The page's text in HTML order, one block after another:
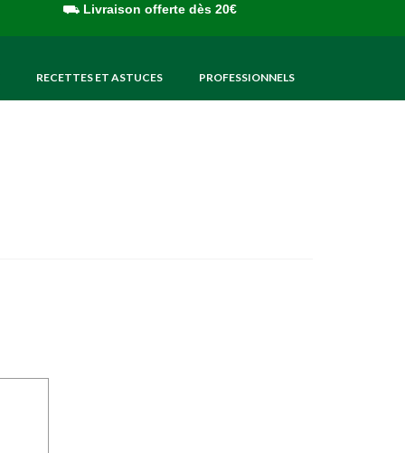
⛟ Livraison offerte dès 20€
RECETTES ET ASTUCES PROFESSIONNELS